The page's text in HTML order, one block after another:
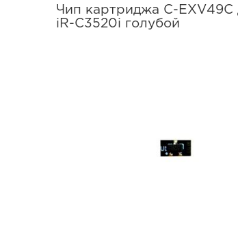
Чип картриджа C-EXV49C
iR-C3520i голубой